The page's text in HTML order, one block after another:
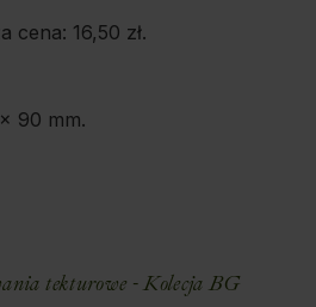
cena: 16,50 zł.
90 mm.
tekturowe - Kolecja BG